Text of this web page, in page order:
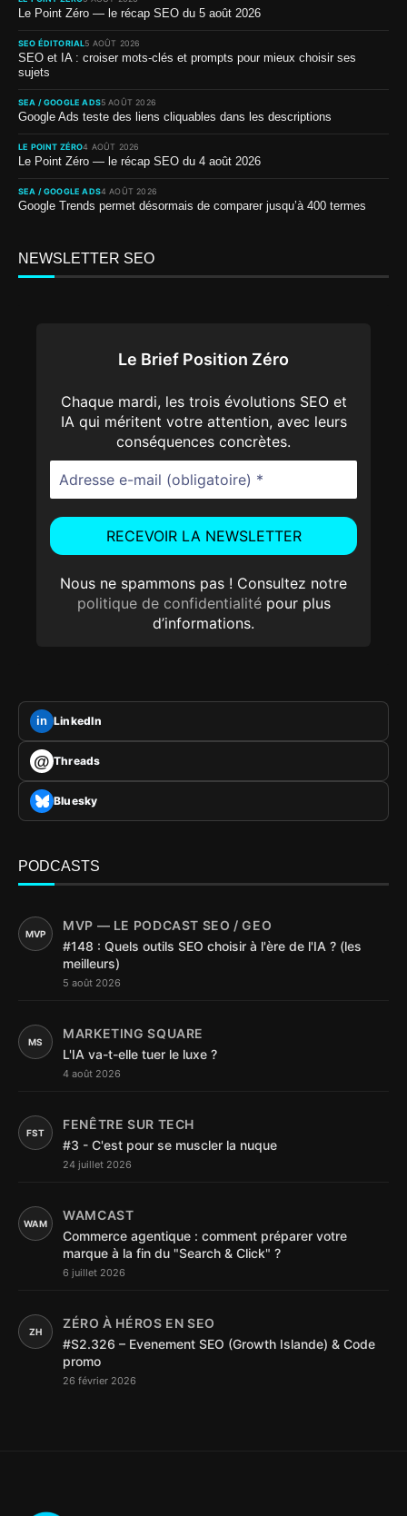
Le Point Zéro — le récap SEO du 5 août 2026
SEO ÉDITORIAL5 AOÛT 2026
SEO et IA : croiser mots-clés et prompts pour mieux choisir ses
sujets
SEA / GOOGLE ADS5 AOÛT 2026
Google Ads teste des liens cliquables dans les descriptions
LE POINT ZÉRO4 AOÛT 2026
Le Point Zéro — le récap SEO du 4 août 2026
SEA / GOOGLE ADS4 AOÛT 2026
Google Trends permet désormais de comparer jusqu’à 400 termes
NEWSLETTER SEO
Le Brief Position Zéro
Chaque mardi, les trois évolutions SEO et
IA qui méritent votre attention, avec leurs
conséquences concrètes.
Nous ne spammons pas ! Consultez notre
politique de confidentialitépour plus
d’informations.
in LinkedIn
@ Threads
Bluesky
PODCASTS
MVP
MVP — LE PODCAST SEO / GEO
#148 : Quels outils SEO choisir à l'ère de l'IA ? (les
meilleurs)
5 août 2026
MS
MARKETING SQUARE
L'IA va-t-elle tuer le luxe ?
4 août 2026
FST
FENÊTRE SUR TECH
#3 - C'est pour se muscler la nuque
24 juillet 2026
WAM
WAMCAST
Commerce agentique : comment préparer votre
marque à la fin du "Search & Click" ?
6 juillet 2026
ZH
ZÉRO À HÉROS EN SEO
#S2.326 – Evenement SEO (Growth Islande) & Code
promo
26 février 2026